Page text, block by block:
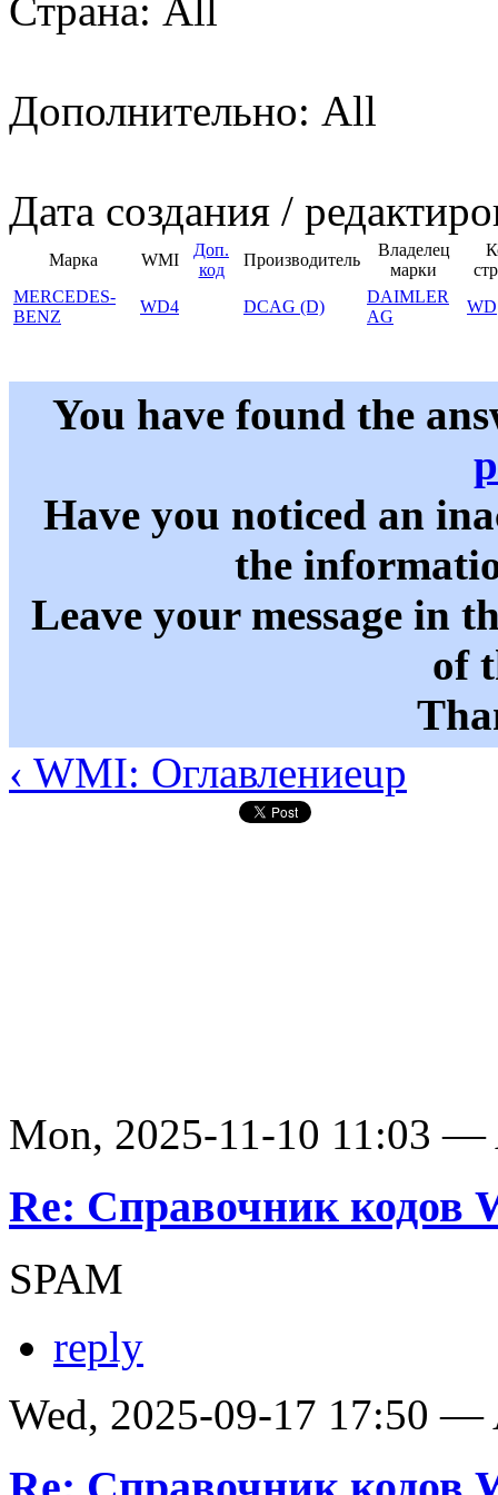
Страна: All
Дополнительно: All
Дата создания /
Марка WMI
Доп.
код
Производитель
Владелец
марки
MERCEDES-
BENZ
WD4 DCAG (D)
DAIMLER
AG
WD
You have found the
Have you noticed an
the
Leave your message in
of
‹ WMI: Оглавлениеup
Mon, 2025-11-10 11:03 —
Re: Справочник кодов
SPAM
reply
Wed, 2025-09-17 17:50 —